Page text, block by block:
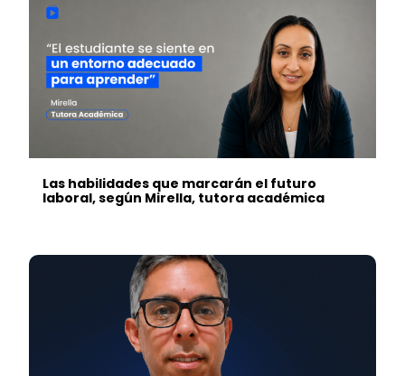
Las habilidades que marcarán el futuro
laboral, según Mirella, tutora académica